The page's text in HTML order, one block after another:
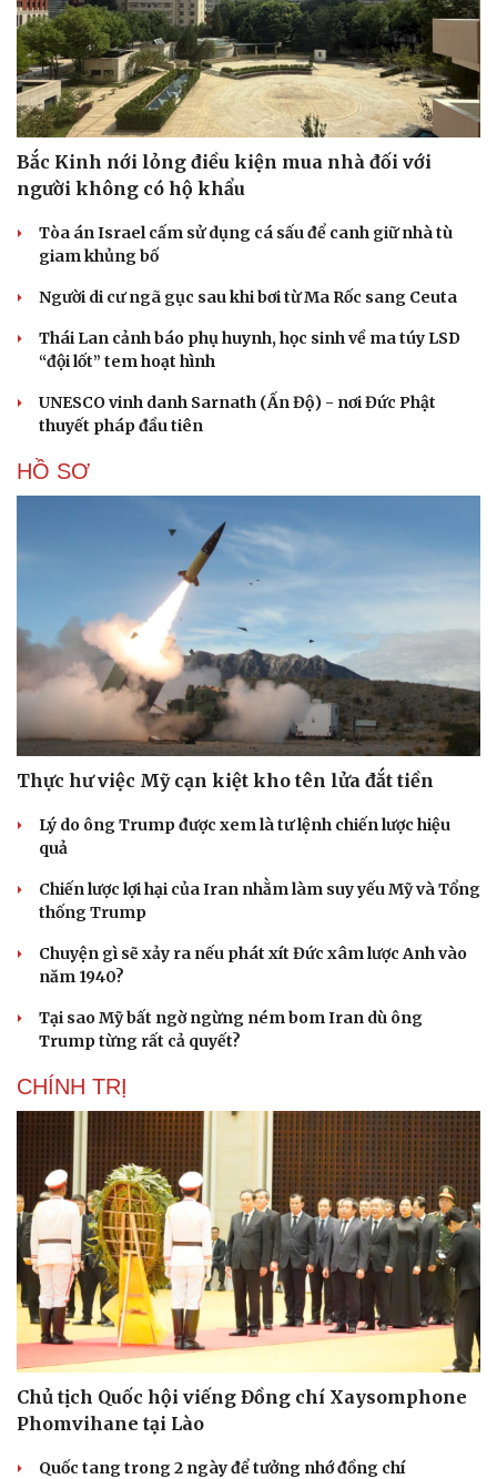
Cải chính
Bắc Kinh nới lỏng điều kiện mua nhà đối với
người không có hộ khẩu
Tòa án Israel cấm sử dụng cá sấu để canh giữ nhà tù
giam khủng bố
Người di cư ngã gục sau khi bơi từ Ma Rốc sang Ceuta
Thái Lan cảnh báo phụ huynh, học sinh về ma túy LSD
“đội lốt” tem hoạt hình
UNESCO vinh danh Sarnath (Ấn Độ) - nơi Đức Phật
thuyết pháp đầu tiên
HỒ SƠ
Thực hư việc Mỹ cạn kiệt kho tên lửa đắt tiền
Lý do ông Trump được xem là tư lệnh chiến lược hiệu
quả
Chiến lược lợi hại của Iran nhằm làm suy yếu Mỹ và Tổng
thống Trump
Chuyện gì sẽ xảy ra nếu phát xít Đức xâm lược Anh vào
năm 1940?
Tại sao Mỹ bất ngờ ngừng ném bom Iran dù ông
Trump từng rất cả quyết?
CHÍNH TRỊ
Chủ tịch Quốc hội viếng Đồng chí Xaysomphone
Phomvihane tại Lào
Quốc tang trong 2 ngày để tưởng nhớ đồng chí